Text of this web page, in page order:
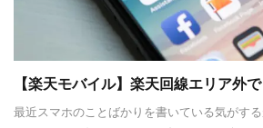
【楽天モバイル】楽天回線エリア外
最近スマホのことばかりを書いている気がす